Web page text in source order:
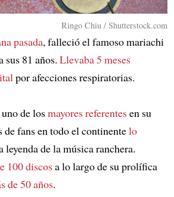
Ringo Chiu / Shutterstock.com
pasada, falleció el famoso mariachi
sus 81 años. Llevaba 5 meses
por afecciones respiratorias.
de losmayores referentesen su
de fans en todo el continentelo
leyenda de la música ranchera.
100 discosa lo largo de su prolífica
de 50 años.